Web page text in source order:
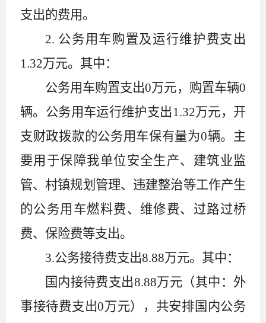
支出的费用。
2. 公务用车购置及运行维护费支出
1.32万元。其中：
公务用车购置支出0万元，购置车辆0
辆。公务用车运行维护支出 1.32万元，开
支财政拨款的公务用车保有量为0辆。主
要用于保障我单位安全生产、建筑业监
管、村镇规划管理、违建整治等工作产生
的公务用车燃料费、维修费、过路过桥
费、保险费等支出。
3.公务接待费支出8.88万元。其中：
国内接待费支出8.88万元（其中：外
事接待费支出0 万元），共安排国内公务